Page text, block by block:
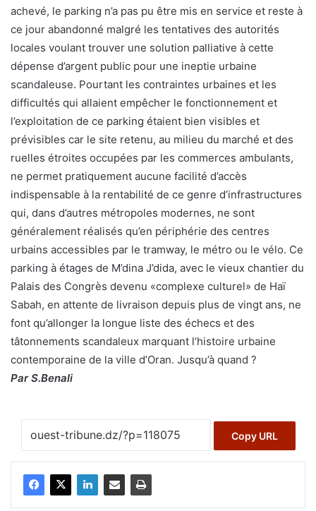
achevé, le parking n’a pas pu être mis en service et reste à
ce jour abandonné malgré les tentatives des autorités
locales voulant trouver une solution palliative à cette
dépense d’argent public pour une ineptie urbaine
scandaleuse. Pourtant les contraintes urbaines et les
difficultés qui allaient empêcher le fonctionnement et
l’exploitation de ce parking étaient bien visibles et
prévisibles car le site retenu, au milieu du marché et des
ruelles étroites occupées par les commerces ambulants,
ne permet pratiquement aucune facilité d’accès
indispensable à la rentabilité de ce genre d’infrastructures
qui, dans d’autres métropoles modernes, ne sont
généralement réalisés qu’en périphérie des centres
urbains accessibles par le tramway, le métro ou le vélo. Ce
parking à étages de M’dina J’dida, avec le vieux chantier du
Palais des Congrès devenu «complexe culturel» de Haï
Sabah, en attente de livraison depuis plus de vingt ans, ne
font qu’allonger la longue liste des échecs et des
tâtonnements scandaleux marquant l’histoire urbaine
contemporaine de la ville d’Oran. Jusqu’à quand ?
Par S.Benali
Copy URL